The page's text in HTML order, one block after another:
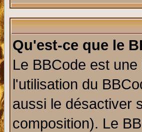
Qu'est-ce que le
Le BBCode est
l'utilisation du
aussi le désactiver
composition). Le